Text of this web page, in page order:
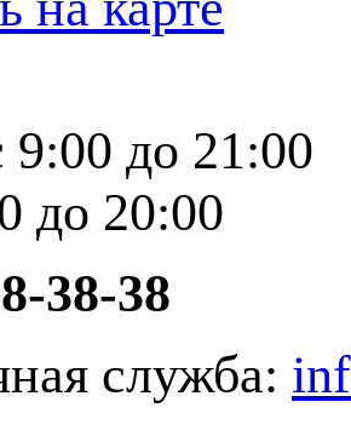
до 21:00
до 20:00
38-38
служба: